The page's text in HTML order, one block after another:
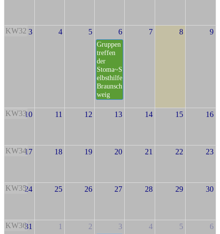
KW32 3 4 5 6
Gruppen
treffen
der
Stoma~S
elbsthilfe
Braunsch
weig
7 8 9
KW3310 11 12 13 14 15 16
KW3417 18 19 20 21 22 23
KW3524 25 26 27 28 29 30
KW3631 1 2 3 4 5 6